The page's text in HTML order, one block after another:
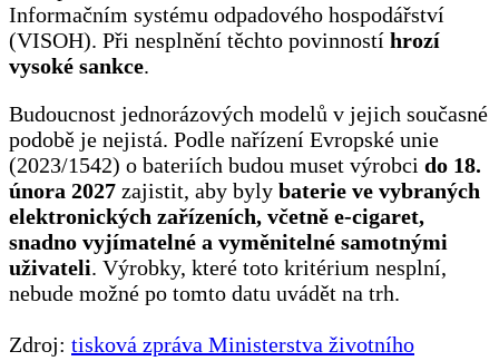
Informačním systému odpadového hospodářství
(VISOH). Při nesplnění těchto povinností hrozí
vysoké sankce.
Budoucnost jednorázových modelů v jejich současné
podobě je nejistá. Podle nařízení Evropské unie
(2023/1542) o bateriích budou muset výrobci do 18.
února 2027 zajistit, aby byly baterie ve vybraných
elektronických zařízeních, včetně e-cigaret,
snadno vyjímatelné a vyměnitelné samotnými
uživateli. Výrobky, které toto kritérium nesplní,
nebude možné po tomto datu uvádět na trh.
Zdroj: tisková zpráva Ministerstva životního